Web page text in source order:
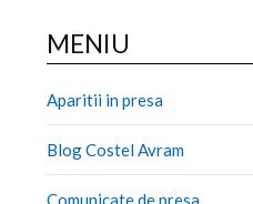
MENIU
Aparitii in presa
Blog Costel Avram
Comunicate de presa